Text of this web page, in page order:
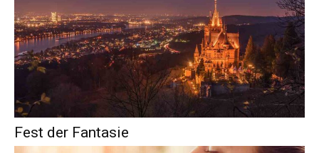
Fest der Fantasie